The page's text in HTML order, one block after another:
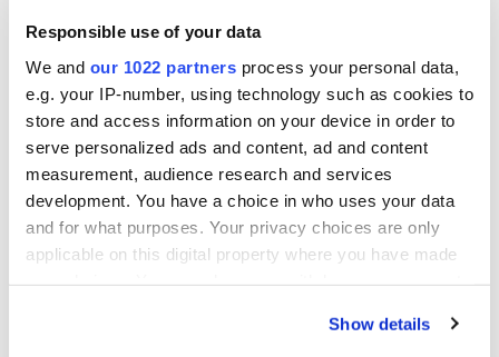
Responsible use of your data
We and our 1022 partners process your personal data,
e.g. your IP-number, using technology such as cookies to
store and access information on your device in order to
serve personalized ads and content, ad and content
measurement, audience research and services
development. You have a choice in who uses your data
and for what purposes. Your privacy choices are only
applicable on this digital property where you have made
Show details
1970 parhaaksi keihäänheittäjäksi maailmassa.
Suoraviivaisesta ja kaunistelemattomasta
tyylistään tunnetun Nevalan uran päättyi kuin
seinään huhtikuussa 1971. Norsunluurannikolla
käydyssä avauskilpailussa vaurioitunut olkapää
ei kestänyt enää kilpailemista.